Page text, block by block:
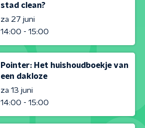
stad clean?
za 27 juni
14:00 - 15:00
Pointer: Het huishoudboekje van
een dakloze
za 13 juni
14:00 - 15:00